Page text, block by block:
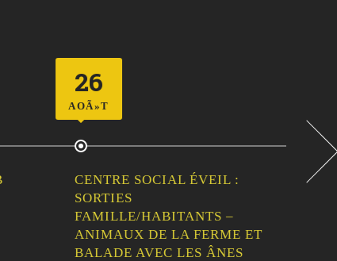
26
AOÃ»T
CENTRE SOCIAL ÉVEIL :
SORTIES
FAMILLE/HABITANTS –
ANIMAUX DE LA FERME ET
BALADE AVEC LES ÂNES